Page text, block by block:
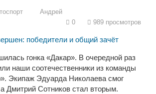
Андрей
0
989 просмотров
гонка «Дакар». В очередной раз
наши соотечественники из команды
Экипаж Эдуарда Николаева смог
Дмитрий Сотников стал вторым.